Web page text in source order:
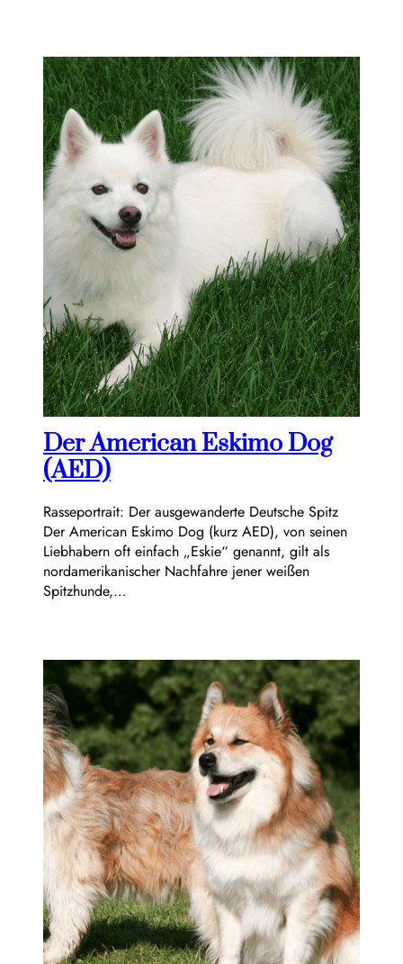
Der American Eskimo Dog
(AED)
Rasseportrait: Der ausgewanderte Deutsche Spitz
Der American Eskimo Dog (kurz AED), von seinen
Liebhabern oft einfach „Eskie“ genannt, gilt als
nordamerikanischer Nachfahre jener weißen
Spitzhunde,…